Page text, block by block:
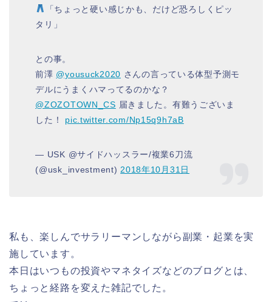
「ちょっと硬い感じかも、だけど恐ろしくピッ
タリ」
との事。
前澤 @yousuck2020 さんの言っている体型予測モ
デルにうまくハマってるのかな？
@ZOZOTOWN_CS 届きました。有難うございま
した！ pic.twitter.com/Np15q9h7aB
— USK @サイドハッスラー/複業6刀流
(@usk_investment) 2018年10月31日
私も、楽しんでサラリーマンしながら副業・起業を実
施しています。
本日はいつもの投資やマネタイズなどのブログとは、
ちょっと経路を変えた雑記でした。